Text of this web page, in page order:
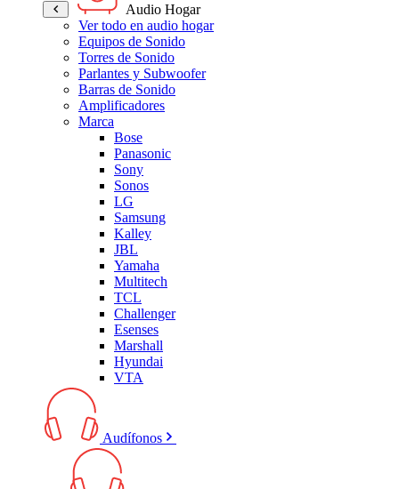
Audio Hogar
Ver todo en audio hogar
Equipos de Sonido
Torres de Sonido
Parlantes y Subwoofer
Barras de Sonido
Amplificadores
Marca
Bose
Panasonic
Sony
Sonos
LG
Samsung
Kalley
JBL
Yamaha
Multitech
TCL
Challenger
Esenses
Marshall
Hyundai
VTA
Audífonos